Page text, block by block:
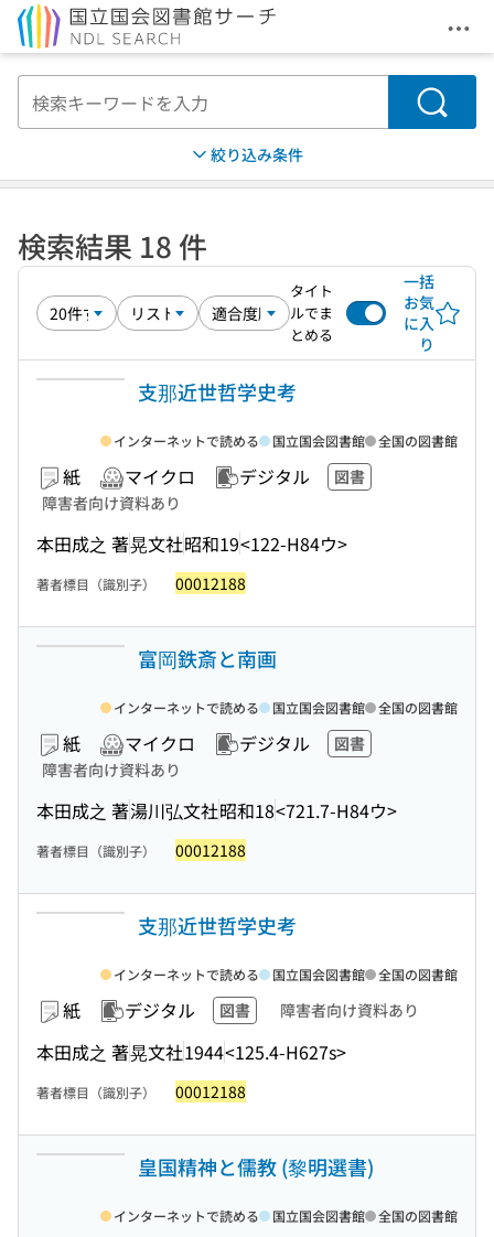
メ
検索
絞り込み条件
検索結果 18 件
タイト
ルでま
とめる
一括
お気
に入
り
支那近世哲学史考
紙 マイクロ デジタル
図書
障害者向け資料あり
本田成之 著晃文社昭和19<122-H84ウ>
インターネットで読める 国立国会図書館 全国の図書館
著者標目（識別子） 00012188
富岡鉄斎と南画
紙 マイクロ デジタル
図書
障害者向け資料あり
本田成之 著湯川弘文社昭和18<721.7-H84ウ>
インターネットで読める 国立国会図書館 全国の図書館
著者標目（識別子） 00012188
支那近世哲学史考
紙 デジタル 図書 障害者向け資料あり
本田成之 著晃文社1944<125.4-H627s>
インターネットで読める 国立国会図書館 全国の図書館
著者標目（識別子） 00012188
皇国精神と儒教 (黎明選書)
インターネットで読める 国立国会図書館 全国の図書館